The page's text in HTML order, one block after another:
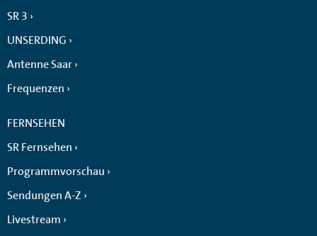
SR 3
UNSERDING
Antenne Saar
Frequenzen
FERNSEHEN
SR Fernsehen
Programmvorschau
Sendungen A-Z
Livestream